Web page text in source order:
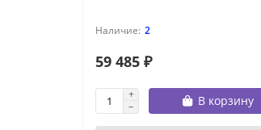
2
59 485 ₽
В корзину